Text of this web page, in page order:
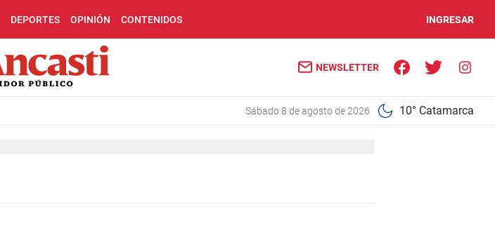
DEPORTES OPINIÓN CONTENIDOS INGRESAR
NEWSLETTER
sábado 8 de agosto de 2026 10° Catamarca